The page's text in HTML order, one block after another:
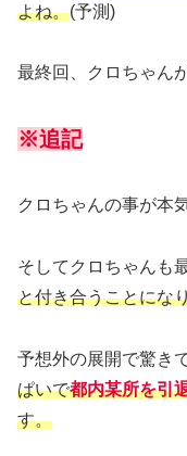
よね。(予測)
最終回、クロちゃん
※追記
クロちゃんの事が本
そしてクロちゃんも
と付き合うことにな
予想外の展開で驚き
ぱいで都内某所を引
す。